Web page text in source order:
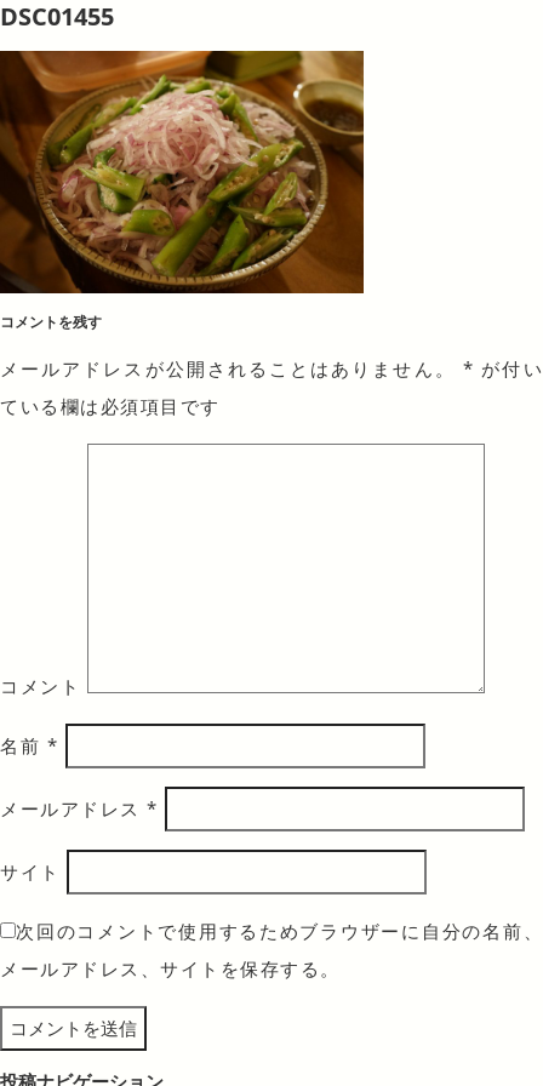
DSC01455
コメントを残す
メールアドレスが公開されることはありません。 * が付い
ている欄は必須項目です
コメント
名前 *
メールアドレス *
サイト
次回のコメントで使用するためブラウザーに自分の名前、
メールアドレス、サイトを保存する。
投稿ナビゲーション